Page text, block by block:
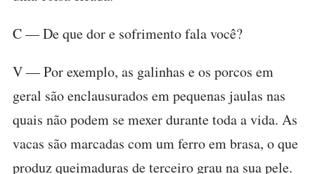
C — De que dor e sofrimento fala você?
V — Por exemplo, as galinhas e os porcos em
geral são enclausurados em pequenas jaulas nas
quais não podem se mexer durante toda a vida. As
vacas são marcadas com um ferro em brasa, o que
produz queimaduras de terceiro grau na sua pele.